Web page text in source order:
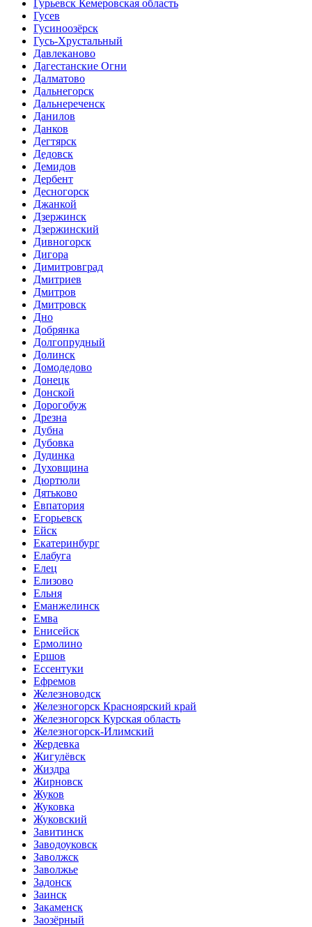
Гурьевск Кемеровская область
Гусев
Гусиноозёрск
Гусь-Хрустальный
Давлеканово
Дагестанские Огни
Далматово
Дальнегорск
Дальнереченск
Данилов
Данков
Дегтярск
Дедовск
Демидов
Дербент
Десногорск
Джанкой
Дзержинск
Дзержинский
Дивногорск
Дигора
Димитровград
Дмитриев
Дмитров
Дмитровск
Дно
Добрянка
Долгопрудный
Долинск
Домодедово
Донецк
Донской
Дорогобуж
Дрезна
Дубна
Дубовка
Дудинка
Духовщина
Дюртюли
Дятьково
Евпатория
Егорьевск
Ейск
Екатеринбург
Елабуга
Елец
Елизово
Ельня
Еманжелинск
Емва
Енисейск
Ермолино
Ершов
Ессентуки
Ефремов
Железноводск
Железногорск Красноярский край
Железногорск Курская область
Железногорск-Илимский
Жердевка
Жигулёвск
Жиздра
Жирновск
Жуков
Жуковка
Жуковский
Завитинск
Заводоуковск
Заволжск
Заволжье
Задонск
Заинск
Закаменск
Заозёрный